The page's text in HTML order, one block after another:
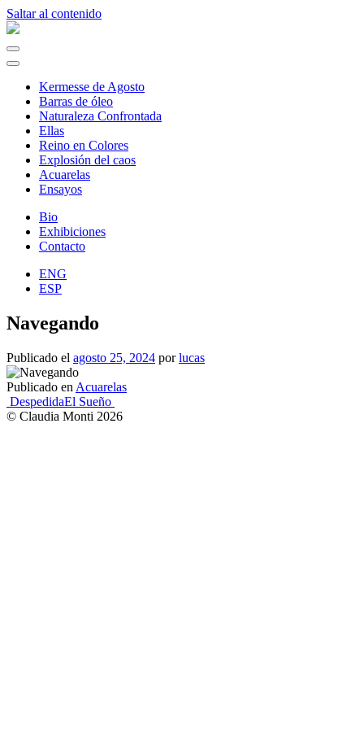
Saltar al contenido
Navegación
principal
Kermesse de Agosto
Barras de óleo
Naturaleza Confrontada
Ellas
Reino en Colores
Explosión del caos
Acuarelas
Ensayos
Bio
Exhibiciones
Contacto
ENG
ESP
Navegando
Publicado el agosto 25, 2024 por lucas
Publicado en Acuarelas
Navegación
de
DespedidaEl Sueño
© Claudia Monti 2026